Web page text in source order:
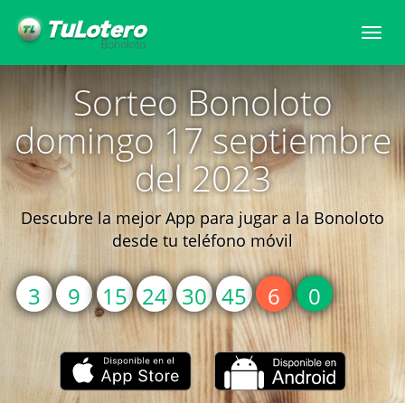
Sorteo Bonoloto
domingo 17 septiembre
del 2023
Descubre la mejor App para jugar a la Bonoloto
desde tu teléfono móvil
3 9 15 24 30 45 6 0